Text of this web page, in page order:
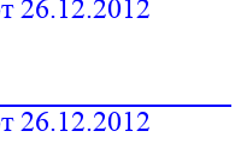
26.12.2012
26.12.2012